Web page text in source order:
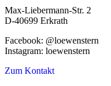
Max-Liebermann-Str. 2
D-40699 Erkrath
Facebook: @loewenstern
Instagram: loewenstern
Zum Kontakt